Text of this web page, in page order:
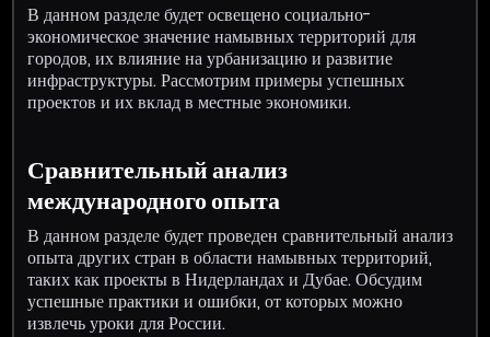
В данном разделе будет освещено социально-
экономическое значение намывных территорий для
городов, их влияние на урбанизацию и развитие
инфраструктуры. Рассмотрим примеры успешных
проектов и их вклад в местные экономики.
Сравнительный анализ
международного опыта
В данном разделе будет проведен сравнительный анализ
опыта других стран в области намывных территорий,
таких как проекты в Нидерландах и Дубае. Обсудим
успешные практики и ошибки, от которых можно
извлечь уроки для России.